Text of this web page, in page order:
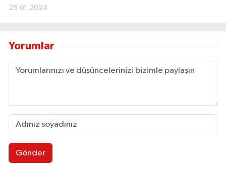
25.01.2024
Yorumlar
Gönder